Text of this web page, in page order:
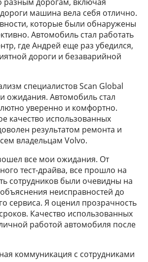
машина вела себя отлично.
которые были обнаружены
Автомобиль стал работать
где Андрей еще раз убедился,
дороги и безаварийной
специалистов Scan Global
ожидания. Автомобиль стал
уверенно и комфортно.
качество использованных
результатом ремонта и
владельцам Volvo.
все мои ожидания. От
тест-драйва, все прошло на
сотрудников были очевидны на
неисправностей до
сервиса. Я оценил прозрачность
Качество использованных
работой автомобиля после
коммуникация с сотрудниками